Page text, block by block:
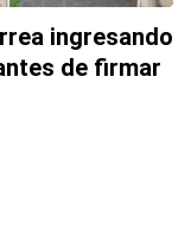
ingresando
de firmar